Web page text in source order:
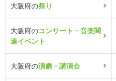
大阪府の祭り
大阪府のコンサート・音楽関
連イベント
大阪府の演劇・講演会